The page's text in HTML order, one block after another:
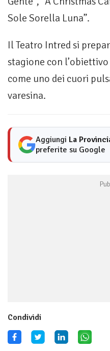
Sole Sorella Luna”.
Il Teatro Intred si
stagione con
come uno dei cuori
varesina.
Aggiungi La
preferite su Google
Condividi